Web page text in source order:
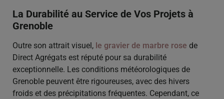
La Durabilité au Service de Vos Projets à
Grenoble
Outre son attrait visuel, le gravier de marbre rose de
Direct Agrégats est réputé pour sa durabilité
exceptionnelle. Les conditions météorologiques de
Grenoble peuvent être rigoureuses, avec des hivers
froids et des précipitations fréquentes. Cependant, ce